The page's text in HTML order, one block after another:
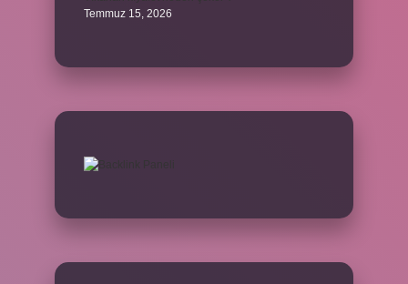
Temmuz 15, 2026